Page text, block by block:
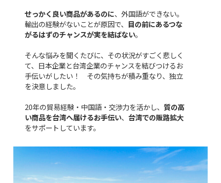
せっかく良い商品があるのに、外国語ができない。
輸出の経験がないことが原因で、 目の前にあるつな
がるはずのチャンスが実を結ばない。
そんな悩みを聞くたびに、その状況がすごく悲しく
て、日本企業と台湾企業のチャンスを結びつけるお
手伝いがしたい！ その気持ちが積み重なり、独立
を決意しました。
20年の貿易経験・中国語・交渉力を活かし、 質の高
い商品を台湾へ届けるお手伝い、 台湾での販路拡大
をサポートしています。